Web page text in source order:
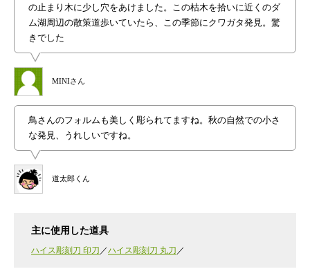
MINIさん
の止まり木に少し穴をあけました。この枯木を拾いに近くのダ
ム湖周辺の散策道歩いていたら、この季節にクワガタ発見。驚
きでした
道太郎くん
鳥さんのフォルムも美しく彫られてますね。秋の自然での小さ
な発見、うれしいですね。
主に使用した道具
ハイス彫刻刀 印刀 ハイス彫刻刀 丸刀